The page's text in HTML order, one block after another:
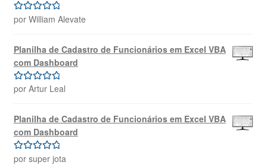
Avaliação5
por William Alevate
Planilha de Cadastro de Funcionários em Excel VBA
com Dashboard
Avaliação 5
por Artur Leal
Planilha de Cadastro de Funcionários em Excel VBA
com Dashboard
Avaliação5
por super jota